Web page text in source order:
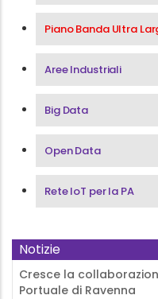
Piano Banda Ultra
Aree Industriali
Big Data
Open Data
Rete IoT per la PA
Notizie
Cresce la
Portuale di Ravenna